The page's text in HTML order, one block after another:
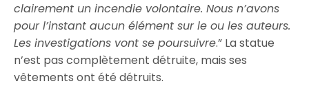
clairement un incendie volontaire. Nous n’avons
pour l’instant aucun élément sur le ou les auteurs.
Les investigations vont se poursuivre.” La statue
n’est pas complètement détruite, mais ses
vêtements ont été détruits.